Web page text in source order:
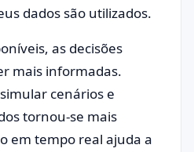
dados são utilizados.
as decisões
mais informadas.
cenários e
tornou-se mais
em tempo real ajuda a